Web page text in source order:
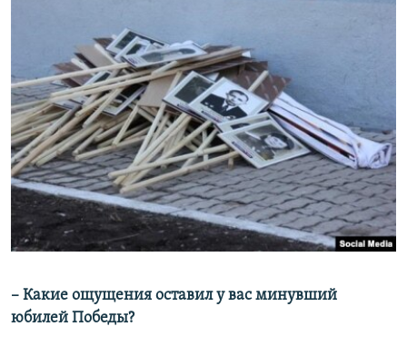
– Какие ощущения оставил у вас минувший
юбилей Победы?